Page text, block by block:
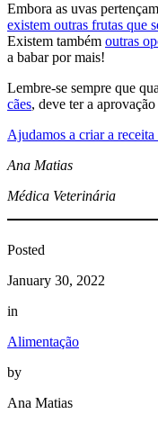
Embora as uvas
existem outras frutas que
Existem também outras
a babar por mais!
Lembre-se sempre que
cães, deve ter a
Ajudamos a criar a
Ana Matias
Médica Veterinária
Posted
January 30, 2022
in
Alimentação
by
Ana Matias